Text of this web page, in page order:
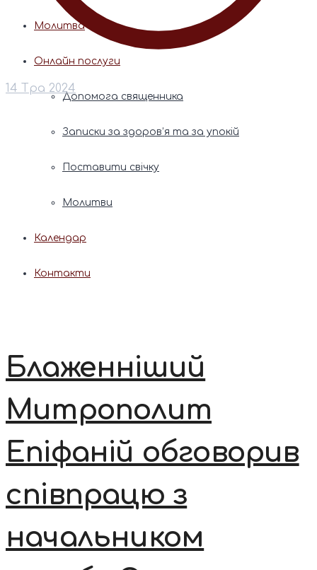
Молитва
Онлайн послуги
Допомога священника
Записки за здоров’я та за упокій
Поставити свічку
Молитви
Календар
Контакти
14 Тра 2024
Блаженніший
Митрополит
Епіфаній обговорив
співпрацю з
начальником